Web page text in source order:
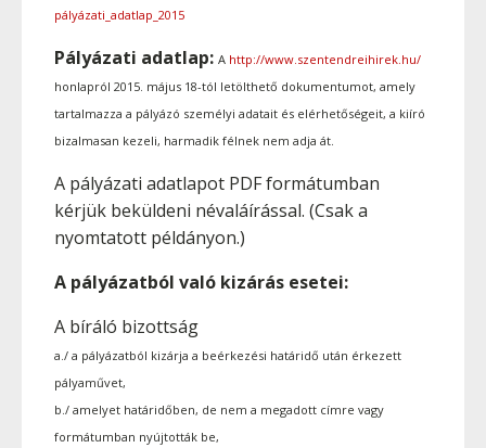
pályázati_adatlap_2015
Pályázati adatlap: A http://www.szentendreihirek.hu/
honlapról 2015. május 18-tól letölthető dokumentumot, amely
tartalmazza a pályázó személyi adatait és elérhetőségeit, a kiíró
bizalmasan kezeli, harmadik félnek nem adja át.
A pályázati adatlapot PDF formátumban
kérjük beküldeni névaláírással. (Csak a
nyomtatott példányon.)
A pályázatból való kizárás esetei:
A bíráló bizottság
a./ a pályázatból kizárja a beérkezési határidő után érkezett
pályaművet,
b./ amelyet határidőben, de nem a megadott címre vagy
formátumban nyújtották be,